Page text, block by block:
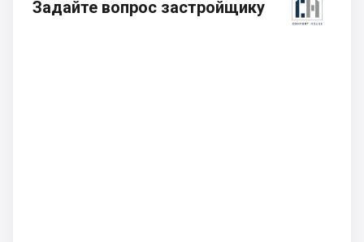
Задайте вопрос застройщику